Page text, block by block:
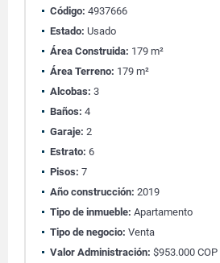
Código: 4937666
Estado: Usado
Área Construida: 179 m²
Área Terreno: 179 m²
Alcobas: 3
Baños: 4
Garaje: 2
Estrato: 6
Pisos: 7
Año construcción: 2019
Tipo de inmueble: Apartamento
Tipo de negocio: Venta
Valor Administración: $953.000 COP